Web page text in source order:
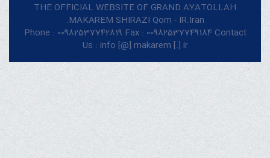
THE OFFICIAL WEBSITE OF GRAND AYATOLLAH
MAKAREM SHIRAZI Qom - IR.Iran.
Phone : 00982537742819 Fax : 00982537749184 Contact
Us : info [@] makarem [.] ir